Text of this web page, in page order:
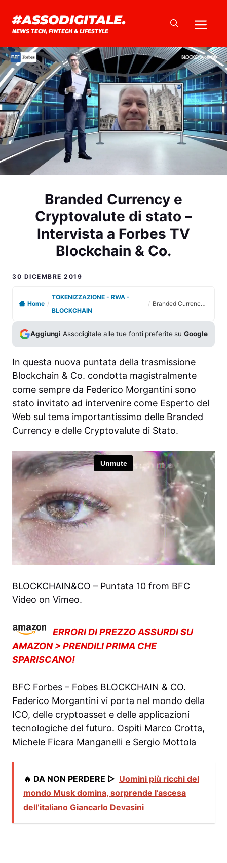
contenuto
#ASSODIGITALE.
NEWS TECH, FINTECH & LIFESTYLE
Branded Currency e
Cryptovalute di stato –
Intervista a Forbes TV
Blockchain & Co.
30 DICEMBRE 2019
Home /
TOKENIZZAZIONE - RWA -
BLOCKCHAIN
/ Branded Currency e Cryptovalute di stato – Intervista a Forbes TV Blockchain & Co.
Aggiungi Assodigitale alle tue fonti preferite suGoogle
In questa nuova puntata della trasmissione
Blockchain & Co. condotta magistralmente
come sempre da Federico Morgantini sono
stato invitato ad intervenire come Esperto del
Web sul tema importantissimo delle Branded
Currency e delle Cryptovalute di Stato.
BLOCKCHAIN&CO – Puntata 10 from BFC
Video on Vimeo.
ERRORI DI PREZZO ASSURDI SU
AMAZON > PRENDILI PRIMA CHE
SPARISCANO!
BFC Forbes – Fobes BLOCKCHAIN & CO.
Federico Morgantini vi porta nel mondo della
ICO, delle cryptoasset e delle applicazioni
tecnologiche del futuro. Ospiti Marco Crotta,
Michele Ficara Manganelli e Sergio Mottola
🔥 DA NON PERDERE ▷ Uomini più ricchi del
mondo Musk domina, sorprende l’ascesa
dell’italiano Giancarlo Devasini